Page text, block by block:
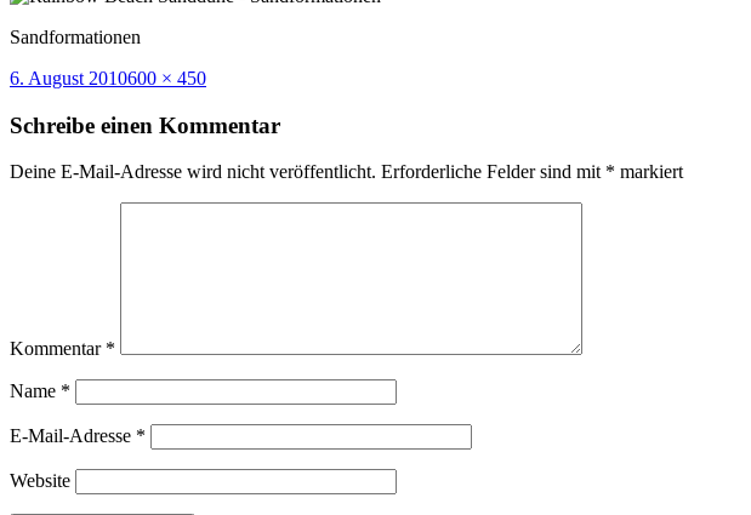
Sandformationen
Veröffentlicht
6. August 2010Volle
600 × 450
Schreibe einen Kommentar
Deine E-Mail-Adresse wird nicht veröffentlicht. Erforderliche Felder sind mit * markiert
Kommentar *
Name *
E-Mail-Adresse *
Website